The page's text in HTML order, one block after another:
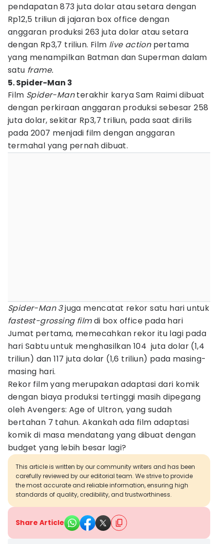
pendapatan 873 juta dolar atau setara dengan
Rp12,5 triliun di jajaran box office dengan
anggaran produksi 263 juta dolar atau setara
dengan Rp3,7 triliun. Film live actionpertama
yang menampilkan Batman dan Superman dalam
satu frame.
5. Spider-Man 3
Film Spider-Manterakhir karya Sam Raimi dibuat
dengan perkiraan anggaran produksi sebesar 258
juta dolar, sekitar Rp3,7 triliun, pada saat dirilis
pada 2007 menjadi film dengan anggaran
termahal yang pernah dibuat.
Spider-Man 3juga mencatat rekor satu hari untuk
fastest-grossing filmdi box office pada hari
Jumat pertama, memecahkan rekor itu lagi pada
hari Sabtu untuk menghasilkan 104 juta dolar (1,4
triliun) dan 117 juta dolar (1,6 triliun) pada masing-
masing hari.
Rekor film yang merupakan adaptasi dari komik
dengan biaya produksi tertinggi masih dipegang
oleh Avengers: Age of Ultron, yang sudah
bertahan 7 tahun. Akankah ada film adaptasi
komik di masa mendatang yang dibuat dengan
budget yang lebih besar lagi?
This article is written by our community writers and has been
carefully reviewed by our editorial team. We strive to provide
the most accurate and reliable information, ensuring high
standards of quality, credibility, and trustworthiness.
Share Article